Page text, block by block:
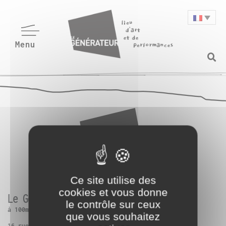
Le Générateur
à 100m de Paris 13ème
Ce site utilise des
cookies et vous donne
le contrôle sur ceux
que vous souhaitez